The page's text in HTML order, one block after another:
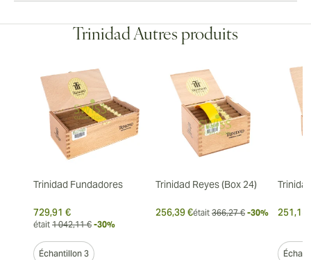
Trinidad Autres produits
Trinidad Fundadores
729,91 €
était 1 042,11 € -30%
Échantillon 3
Trinidad Reyes (Box 24)
256,39 €était 366,27 € -30% 251,15